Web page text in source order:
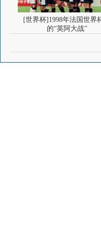
[世界杯]1998年法国世界
的“英阿大战”